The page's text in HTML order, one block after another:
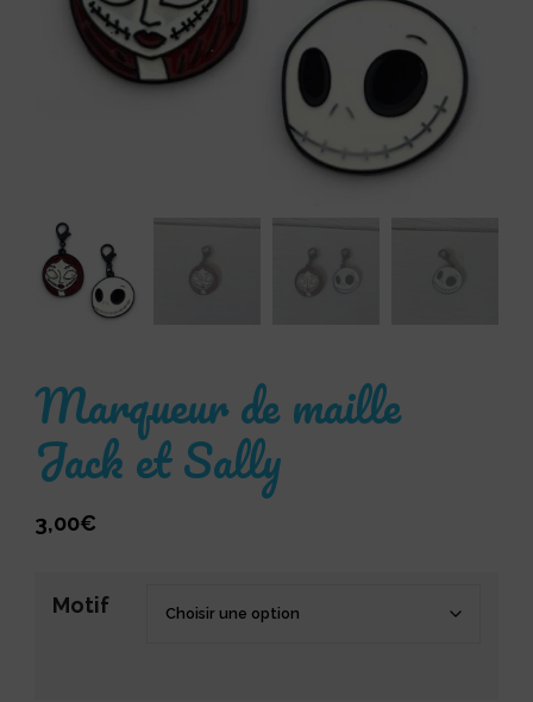
Marqueur de maille
Jack et Sally
3,00€
Motif